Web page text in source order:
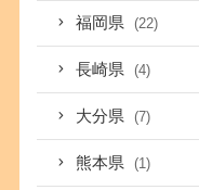
福岡県 (22)
長崎県 (4)
大分県 (7)
熊本県 (1)